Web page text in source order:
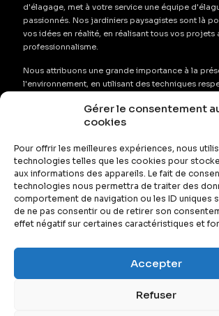
Gérer le consentement
cookies
Pour offrir les meilleures expériences, nous
technologies telles que les cookies pour
aux informations des appareils. Le fait de
technologies nous permettra de traiter des
comportement de navigation ou les ID uniques
de ne pas consentir ou de retirer son
effet négatif sur certaines caractéristiques et
Accepter
Refuser
d'élagage, met à votre service une équipe
passionnés. Nos jardiniers paysagistes sont là
vos idées en réalité, en réalisant tous vos projets
professionnalisme.
Nous attribuons une grande importance à la
l'environnement, en utilisant des techniques
verts. Notre équipe s'emploie à abattre, élaguer
arbres, arbustes et haies avec précision, tout en
Que vous ayez besoin de services de
débroussaillage ou de remise en état de vos
Élagage de l'Anou est l'entreprise de confiance
projets d'aménagement paysager à Angers et